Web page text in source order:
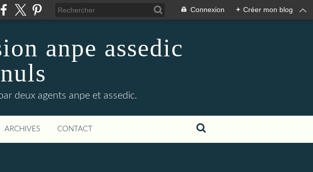
Connexion + Créer mon blog
anpe assedic
deux agents anpe et assedic.
ARCHIVES CONTACT